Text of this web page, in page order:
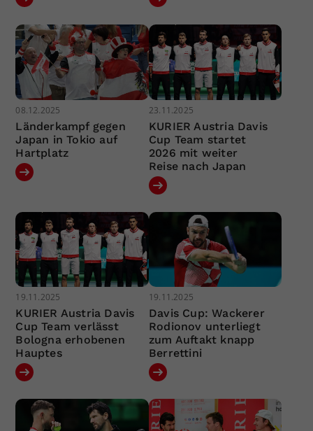
08.12.2025
Länderkampf gegen
Japan in Tokio auf
Hartplatz
23.11.2025
KURIER Austria Davis
Cup Team startet
2026 mit weiter
Reise nach Japan
19.11.2025
KURIER Austria Davis
Cup Team verlässt
Bologna erhobenen
Hauptes
19.11.2025
Davis Cup: Wackerer
Rodionov unterliegt
zum Auftakt knapp
Berrettini